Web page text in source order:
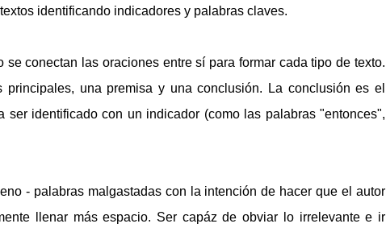
identificando indicadores y palabras claves.
conectan las oraciones entre sí para formar cada tipo de texto.
principales, una premisa y una conclusión. La conclusión es el
ser identificado con un indicador (como las palabras "entonces",
- palabras malgastadas con la intención de hacer que el autor
llenar más espacio. Ser capáz de obviar lo irrelevante e ir